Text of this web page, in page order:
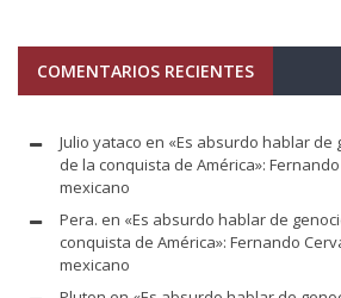
COMENTARIOS RECIENTES
Julio yataco en «Es absurdo hablar de
de la conquista de América»:
mexicano
Pera. en «Es absurdo hablar de
conquista de América»: Fernando
mexicano